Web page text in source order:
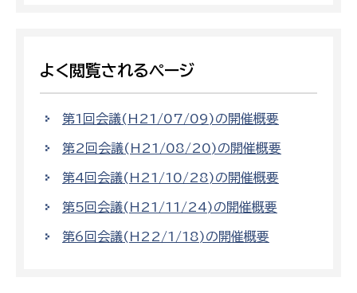
よく閲覧されるページ
第1回会議(H21/07/09)の開催概要
第2回会議(H21/08/20)の開催概要
第4回会議(H21/10/28)の開催概要
第5回会議(H21/11/24)の開催概要
第6回会議(H22/1/18)の開催概要